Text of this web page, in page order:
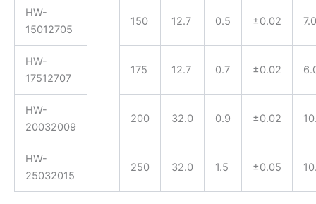
HW-
15012705
150 12.7 0.5 ±0.02 7.0
HW-
17512707
175 12.7 0.7 ±0.02
HW-
20032009
200 32.0 0.9 ±0.02
HW-
25032015
250 32.0 1.5 ±0.05